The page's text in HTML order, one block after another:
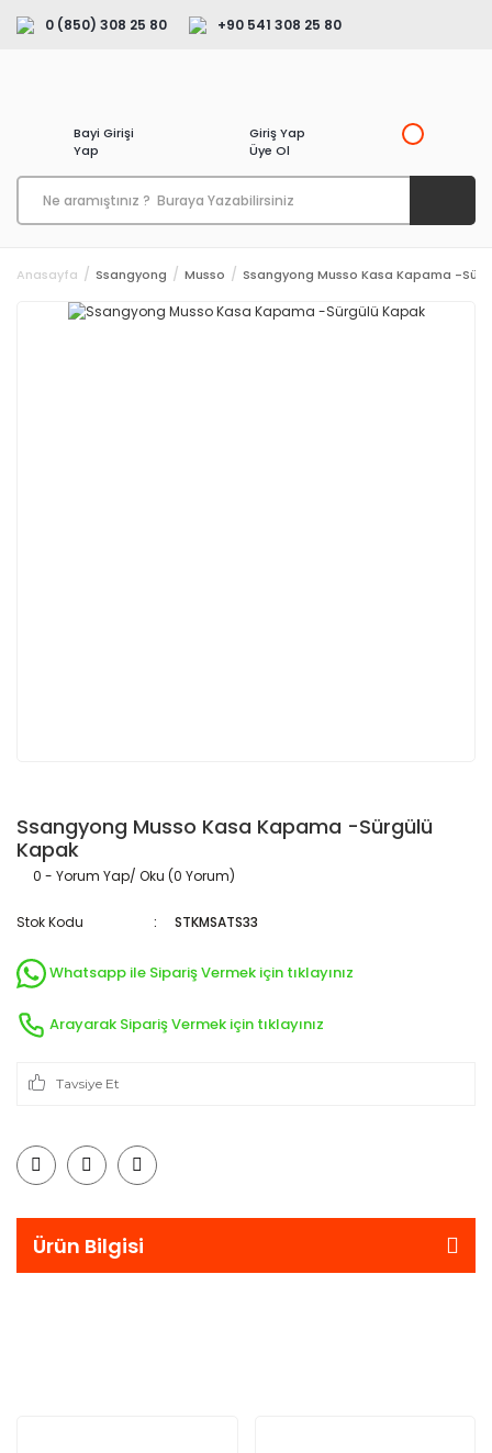
0 (850) 308 25 80 +90 541 308 25 80
Bayi Girişi
Yap
Giriş Yap
Üye Ol
Anasayfa Ssangyong Musso Ssangyong Musso Kasa Kapama -
Ssangyong Musso Kasa Kapama -Sürgülü
Kapak
0 - Yorum Yap/ Oku (0 Yorum)
Stok Kodu STKMSATS33
Whatsapp ile Sipariş Vermek için tıklayınız
Arayarak Sipariş Vermek için tıklayınız
Tavsiye Et
Ürün Bilgisi